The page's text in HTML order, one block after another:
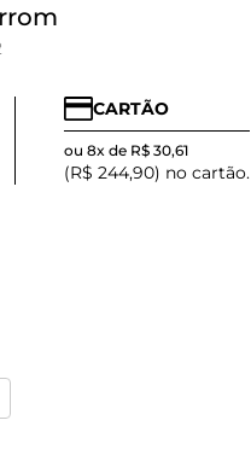
CARTÃO
ou 8x de R$ 30,61
(R$ 244,90) no cartão.